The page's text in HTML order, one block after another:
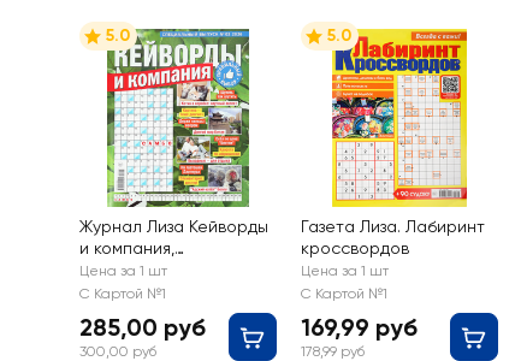
5.0
Журнал Лиза Кейворды
и компания,
спецвыпуск
Цена за 1 шт
С Картой №1
285,00 руб
300,00 руб
5.0
Газета Лиза. Лабиринт
кроссвордов
Цена за 1 шт
С Картой №1
169,99 руб
178,99 руб